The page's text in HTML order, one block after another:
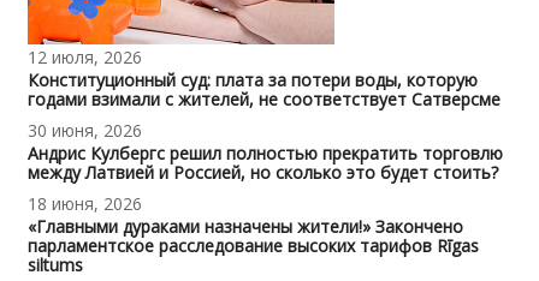
12 июля, 2026
Конституционный суд: плата за потери воды, которую
годами взимали с жителей, не соответствует Сатверсме
30 июня, 2026
Андрис Кулбергс решил полностью прекратить торговлю
между Латвией и Россией, но сколько это будет стоить?
18 июня, 2026
«Главными дураками назначены жители!» Закончено
парламентское расследование высоких тарифов Rīgas
siltums